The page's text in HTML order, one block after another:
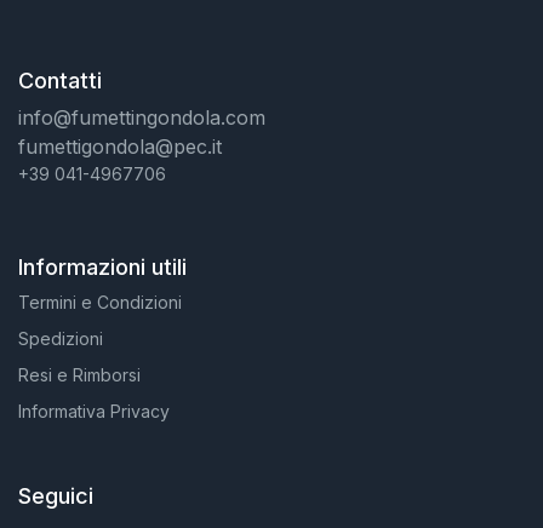
Contatti
info@fumettingondola.com
fumettigondola@pec.it
+39 041-4967706
Informazioni utili
Termini e Condizioni
Spedizioni
Resi e Rimborsi
Informativa Privacy
Seguici